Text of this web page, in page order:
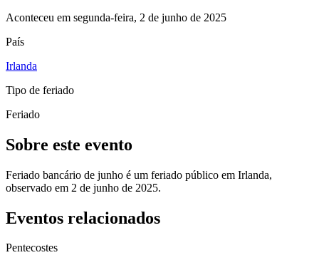
Aconteceu em segunda-feira, 2 de junho de 2025
País
Irlanda
Tipo de feriado
Feriado
Sobre este evento
Feriado bancário de junho é um feriado público em Irlanda,
observado em 2 de junho de 2025.
Eventos relacionados
Pentecostes